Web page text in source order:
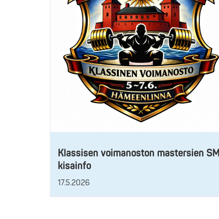
Klassisen voimanoston mastersien
kisainfo
17.5.2026